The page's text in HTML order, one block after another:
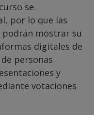
se
por lo que las
mostrar su
digitales de
personas
y
votaciones